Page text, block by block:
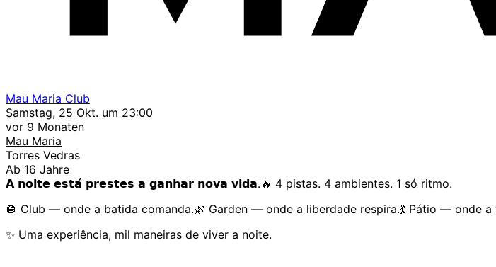
Mau Maria Club
Samstag, 25 Okt. um 23:00
vor 9 Monaten
Mau Maria
Torres Vedras
Ab 16 Jahre
𝗔 𝗻𝗼𝗶𝘁𝗲 𝗲𝘀𝘁𝗮́ 𝗽𝗿𝗲𝘀𝘁𝗲𝘀 𝗮 𝗴𝗮𝗻𝗵𝗮𝗿 𝗻𝗼𝘃𝗮 𝘃𝗶𝗱𝗮.🔥 4 pistas. 4 ambientes. 1 só ritmo.
🪩 Club — onde a batida comanda.🌿 Garden — onde a liberdade respira.💃 Pátio — onde
✨ Uma experiência, mil maneiras de viver a noite.